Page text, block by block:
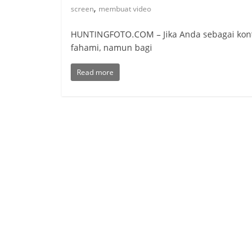
screen, membuat video
HUNTINGFOTO.COM – Jika Anda sebagai
fahami, namun bagi
Read more